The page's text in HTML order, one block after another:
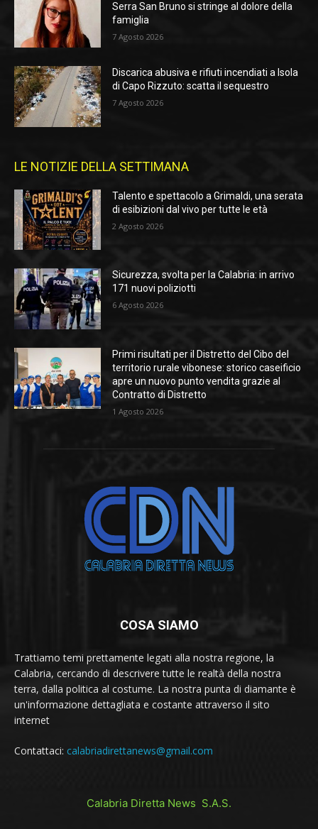
Serra San Bruno si stringe al dolore della
famiglia
7 Agosto 2026
Discarica abusiva e rifiuti incendiati a Isola
di Capo Rizzuto: scatta il sequestro
7 Agosto 2026
LE NOTIZIE DELLA SETTIMANA
Talento e spettacolo a Grimaldi, una serata
di esibizioni dal vivo per tutte le età
2 Agosto 2026
Sicurezza, svolta per la Calabria: in arrivo
171 nuovi poliziotti
6 Agosto 2026
Primi risultati per il Distretto del Cibo del
territorio rurale vibonese: storico caseificio
apre un nuovo punto vendita grazie al
Contratto di Distretto
1 Agosto 2026
COSA SIAMO
Trattiamo temi prettamente legati alla nostra regione, la
Calabria, cercando di descrivere tutte le realtà della nostra
terra, dalla politica al costume. La nostra punta di diamante è
un'informazione dettagliata e costante attraverso il sito
internet
Contattaci: calabriadirettanews@gmail.com
Calabria Diretta News S.A.S.